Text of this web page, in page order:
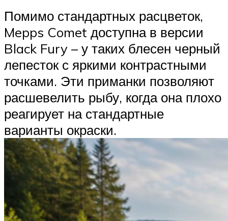
Помимо стандартных расцветок,
Mepps Comet доступна в версии
Black Fury – у таких блесен черный
лепесток с яркими контрастными
точками. Эти приманки позволяют
расшевелить рыбу, когда она плохо
реагирует на стандартные
варианты окраски.